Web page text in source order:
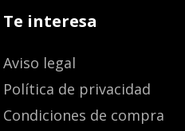
Te interesa
Aviso legal
Política de privacidad
Condiciones de compra